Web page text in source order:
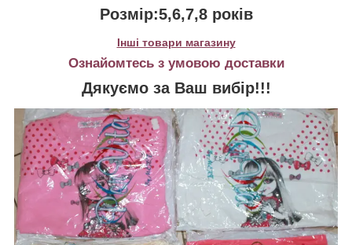
Розмір:5,6,7,8 років
Інші товари магазину
Ознайомтесь з умовою доставки
Дякуємо за Ваш вибір!!!